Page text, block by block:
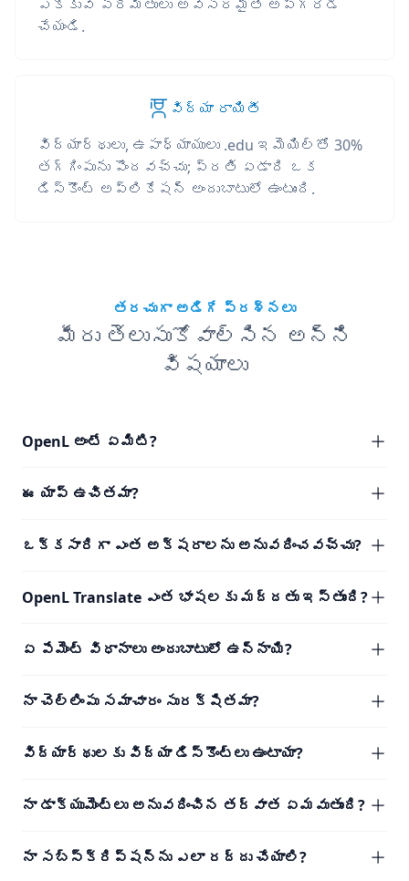
ఎక్కువ పరిమితులు అవసరమైతే అప్‌గ్రేడ్
చేయండి.
విద్యా రాయితీ
విద్యార్థులు, ఉపాధ్యాయులు .edu ఇమెయిల్‌తో 30%
తగ్గింపును పొందవచ్చు; ప్రతి ఏడాది ఒక
డిస్కౌంట్ అప్లికేషన్ అందుబాటులో ఉంటుంది.
తరచుగా అడిగే ప్రశ్నలు
మీరు తెలుసుకోవాల్సిన అన్ని
విషయాలు
OpenL అంటే ఏమిటి?
ఈ యాప్ ఉచితమా?
ఒక్కసారిగా ఎంత అక్షరాలను అనువదించవచ్చు?
OpenL Translate ఎంత భాషలకు మద్దతు ఇస్తుంది?
ఏ పేమెంట్ విధానాలు అందుబాటులో ఉన్నాయి?
నా చెల్లింపు సమాచారం సురక్షితమా?
విద్యార్థులకు విద్యా డిస్కౌంట్లు ఉంటాయా?
నా డాక్యుమెంట్లు అనువదించిన తర్వాత ఏమవుతుంది?
నా సబ్‌స్క్రిప్షన్‌ను ఎలా రద్దు చేయాలి?